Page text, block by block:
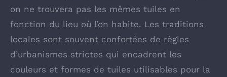
on ne trouvera pas les mêmes tuiles en
fonction du lieu où l’on habite. Les traditions
locales sont souvent confortées de règles
d’urbanismes strictes qui encadrent les
couleurs et formes de tuiles utilisables pour la